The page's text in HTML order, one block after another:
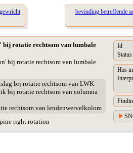
bevinding betreffende
bij rotatie rechtsom van lumbale
bij rotatie rechtsom van lumbale
bij rotatie rechtsom van LWK
bij rotatie rechtsom van columna
rechtsom van lendenwervelkolom
right rotation
Id
Status
Has